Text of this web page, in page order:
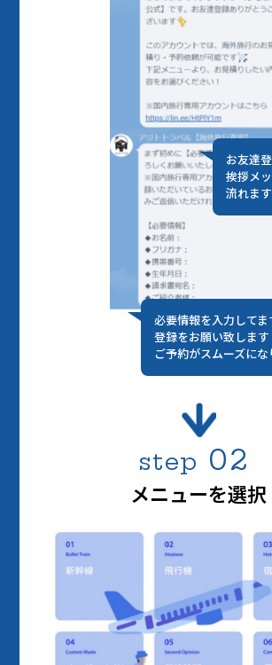
お友達
挨拶メ
流れます
必要情報を入力してま
登録をお願い致します
ご予約がスムーズにな
step 02
メニューを選択